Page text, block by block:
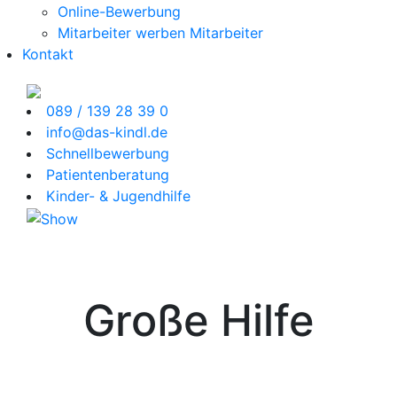
Online-Bewerbung
Mitarbeiter werben Mitarbeiter
Kontakt
089 / 139 28 39 0
info@das-kindl.de
Schnellbewerbung
Patientenberatung
Kinder- & Jugendhilfe
Große Hilfe